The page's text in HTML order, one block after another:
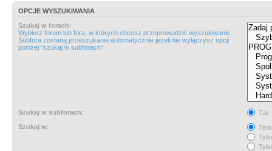
OPCJE WYSZUKIWANIA
Szukaj w forach:
Wybierz forum lub fora, w których chcesz przeprowadzić wyszukiwanie.
Subfora zostaną przeszukanie automatycznie jeżeli nie wyłączysz opcji
poniżej “szukaj w subforach“.
Szukaj w subforach:
Tak
Szukaj w: